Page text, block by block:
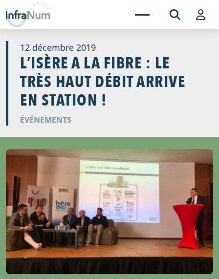
12 décembre 2019
L’ISÈRE A LA FIBRE : LE
TRÈS HAUT DÉBIT ARRIVE
EN STATION !
ÉVÉNEMENTS